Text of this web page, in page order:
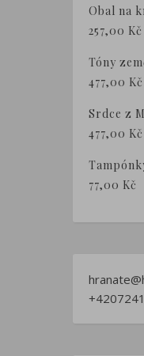
Obal na
257,00 Kč
Tóny
477,00 Kč
Srdce z
477,00 Kč
77,00 Kč